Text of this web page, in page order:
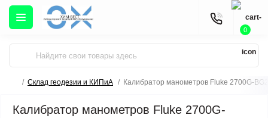
0
Склад геодезии и КИПиА Калибратор манометров Fluke 2700G-
Калибратор манометров Fluke 2700G-